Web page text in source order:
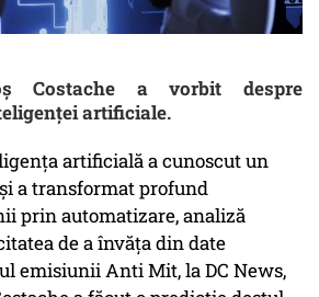
Costache a vorbit despre
artificiale.
artificială a cunoscut un
a transformat profund
prin automatizare, analiză
de a învăța din date
emisiunii Anti Mit, la DC News,